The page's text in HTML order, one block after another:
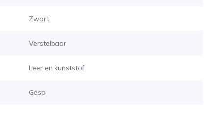
Zwart
Verstelbaar
Leer en kunststof
Gesp